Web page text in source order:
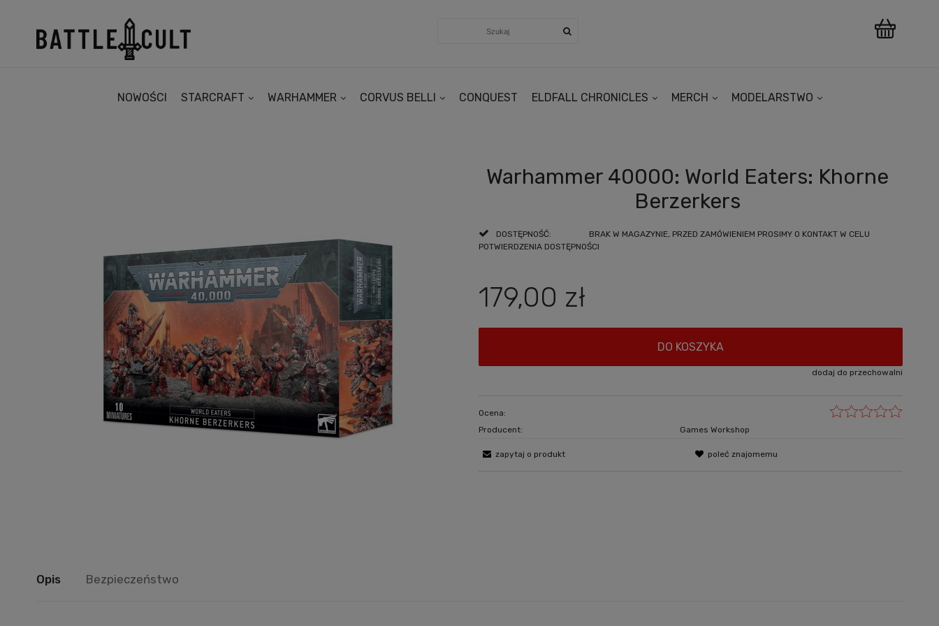
NOWOŚCI STARCRAFT WARHAMMER CORVUS BELLI CONQUEST ELDFALL CHRONICLES MERCH MODELARSTWO
Warhammer 40000: World Eaters: Khorne
Berzerkers
DOSTĘPNOŚĆ:
BRAK W MAGAZYNIE, PRZED ZAMÓWIENIEM PROSIMY O KONTAKT W CELU
POTWIERDZENIA DOSTĘPNOŚCI
179,00 zł
DO KOSZYKA
dodaj do przechowalni
Ocena:
Producent:
Games Workshop
zapytaj o produkt poleć znajomemu
Opis Bezpieczeństwo